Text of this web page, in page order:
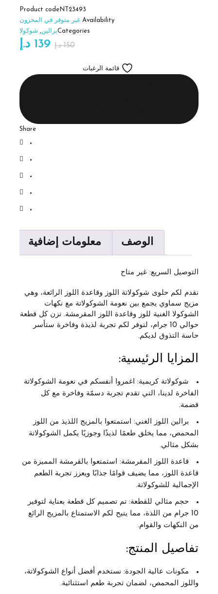
Product code NT23493
Availability غير متوفر في المخزون
Categoriesبرالين, شوكولا
150 د.إ 139 د.إ
قائمة الرغبات
Share
الوصف معلومات إضافية
التوصيل السريع: غير متاح
نقدم لكم حلوى شوكولاتة اللوز وقاعدة اللوز
الرائعة، وهي
مزيج سماوي يجمع بين نعومة الشوكولاتة مع نكهات
الشوكولا الغنية للوز وقاعدة اللوز المقرمشة. تزن كل قطعة
حوالي 10 جرام
، لتوفر لكم تجربة لذيذة وفاخرة ستأسر
حاسة التذوق لديكم.
المزايا الرئيسية:
شوكولاتة كريمية: اغمروا أنفسكم في نعومة الشوكولاتة
الفاخرة لدينا، التي تقدم تجربة دسمّة وفاخرة مع كل
قضمة.
برالين اللوز الغني: استمتعوا بالمزيج اللذيذ من اللوز
المحمص، مما يخلق طعمًا لذيذًا وجوزيًا يكمل الشوكولاتة
بشكل مثالي.
قاعدة اللوز المقرمشة: استمتعوا بالقرمشة المميزة من
قاعدة اللوز، مما يضيف قوامًا جذابًا ويعزز تجربة الطعم
الإجمالية للشوكولاتة.
حجم مثالي للقطعة: تم تصميم كل قطعة بعناية لتوفير
10 جرام
من اللذة، مما يتيح لكم الاستمتاع بالمزيج الرائع
من النكهات والقوام.
تفاصيل المنتج:
مكونات عالية الجودة: نستخدم أفضل أنواع الشوكولاتة،
واللوز المحمص، لضمان تجربة طعم استثنائية.